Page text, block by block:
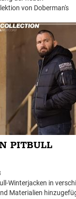
von Doberman's
Sie immer im oberen
PITBULL
Winterjacken in
Materialien